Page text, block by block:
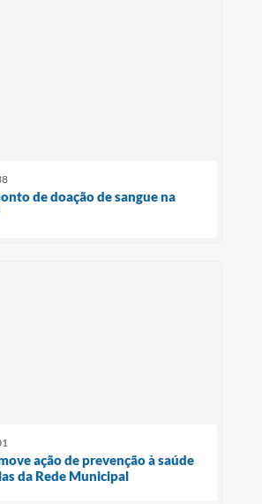
de doação de sangue na
ação de prevenção à saúde
da Rede Municipal